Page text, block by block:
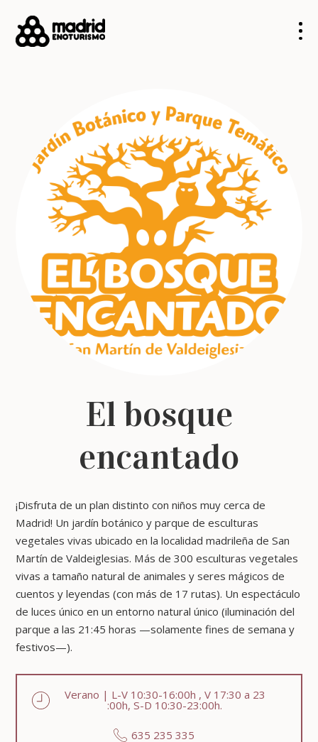
El bosque
encantado
¡Disfruta de un plan distinto con niños muy cerca de
Madrid! Un jardín botánico y parque de esculturas
vegetales vivas ubicado en la localidad madrileña de San
Martín de Valdeiglesias. Más de 300 esculturas vegetales
vivas a tamaño natural de animales y seres mágicos de
cuentos y leyendas (con más de 17 rutas). Un espectáculo
de luces único en un entorno natural único (iluminación del
parque a las 21:45 horas —solamente fines de semana y
festivos—).
Verano | L-V 10:30-16:00h , V 17:30 a 23
:00h, S-D 10:30-23:00h.
635 235 335